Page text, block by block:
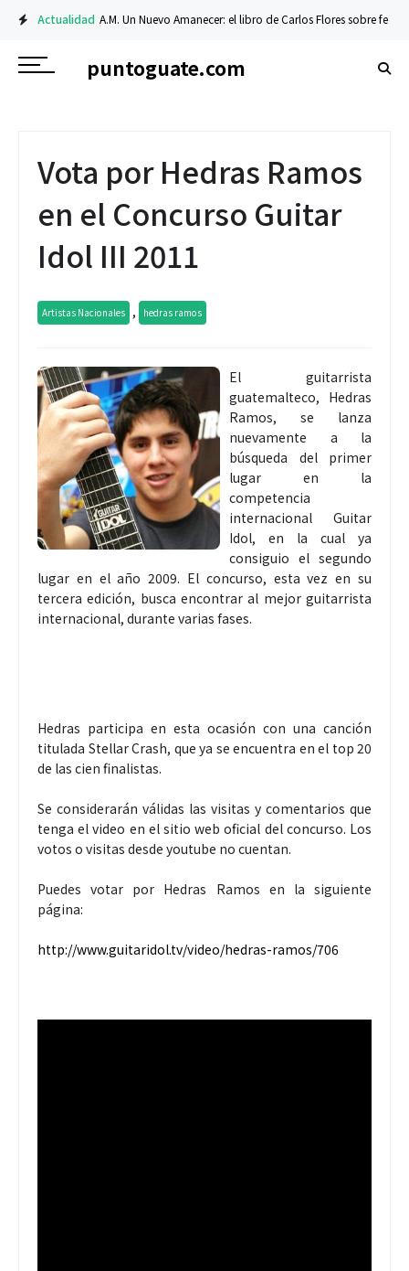
Actualidad A.M. Un Nuevo Amanecer: el libro de Carlos Flores sobre fe y
puntoguate.com
Vota por Hedras Ramos
en el Concurso Guitar
Idol III 2011
Artistas Nacionales , hedras ramos
El guitarrista
guatemalteco, Hedras
Ramos, se lanza
nuevamente a la
búsqueda del primer
lugar en la
competencia
internacional Guitar
Idol, en la cual ya
consiguio el segundo
lugar en el año 2009. El concurso, esta vez en su
tercera edición, busca encontrar al mejor guitarrista
internacional, durante varias fases.
Hedras participa en esta ocasión con una canción
titulada Stellar Crash, que ya se encuentra en el top 20
de las cien finalistas.
Se considerarán válidas las visitas y comentarios que
tenga el video en el sitio web oficial del concurso. Los
votos o visitas desde youtube no cuentan.
Puedes votar por Hedras Ramos en la siguiente
página:
http://www.guitaridol.tv/video/hedras-ramos/706